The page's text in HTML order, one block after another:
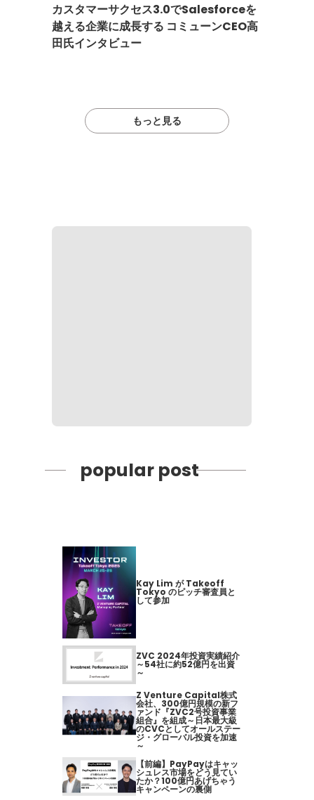
カスタマーサクセス3.0でSalesforceを
越える企業に成長する コミューンCEO高
田氏インタビュー
もっと見る
popular post
Kay Lim が Takeoff
Tokyo のピッチ審査員と
して参加
ZVC 2024年投資実績紹介
～54社に約52億円を出資
～
Z Venture Capital株式
会社、300億円規模の新フ
ァンド『ZVC2号投資事業
組合』を組成～日本最大級
のCVCとしてオールステー
ジ・グローバル投資を加速
～
【前編】PayPayはキャッ
シュレス市場をどう見てい
たか？100億円あげちゃう
キャンペーンの裏側